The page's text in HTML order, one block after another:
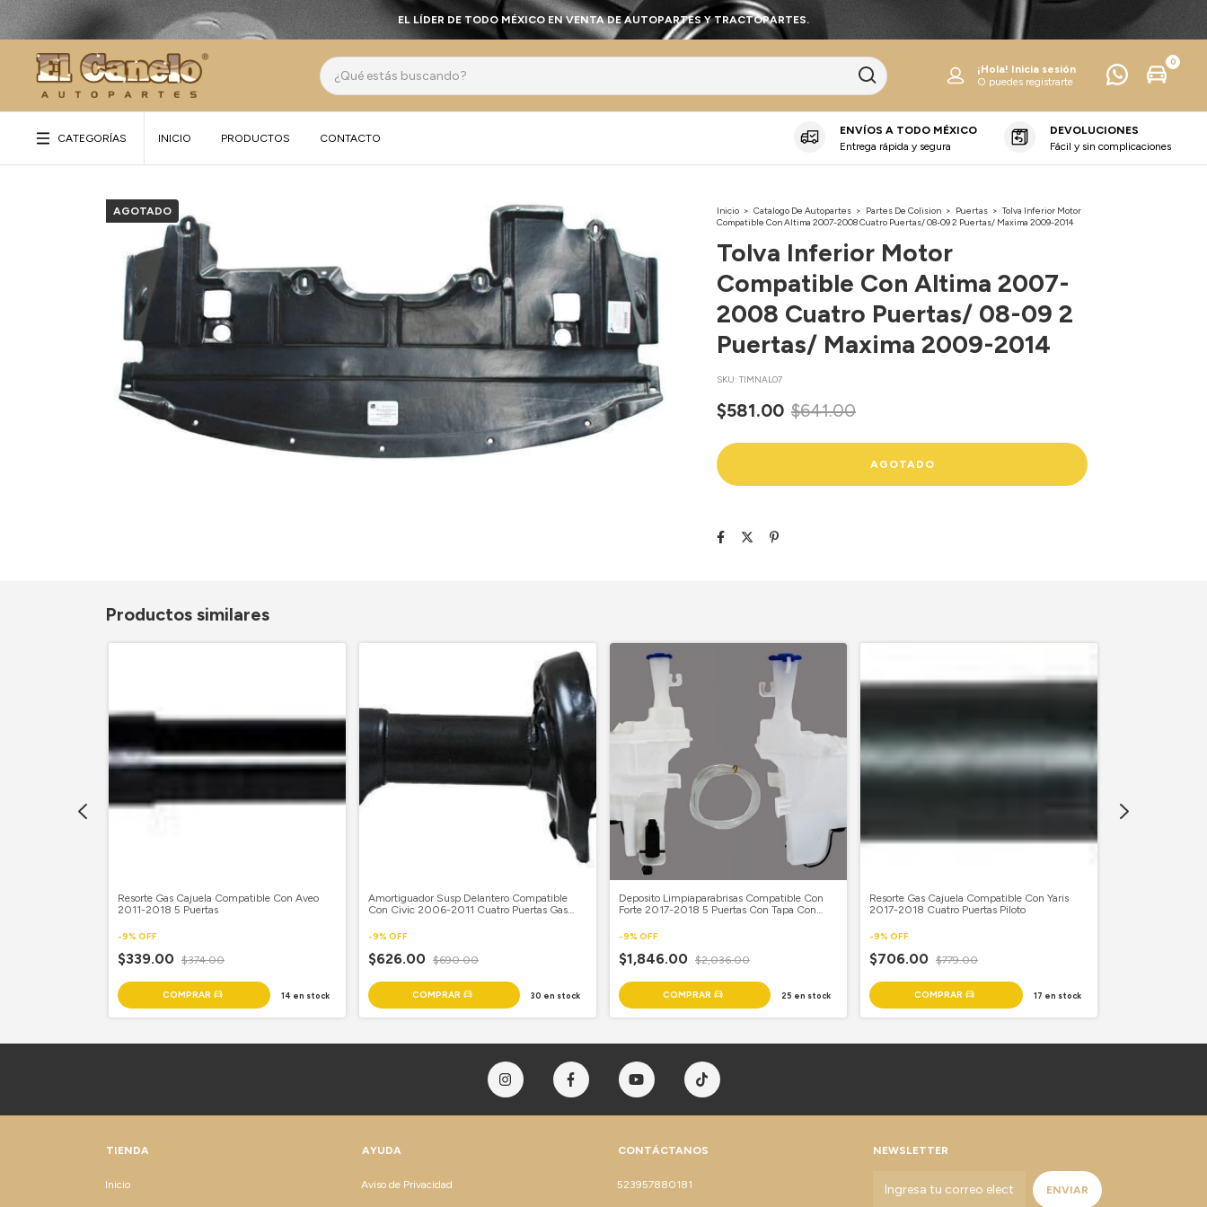
EL LÍDER DE TODO MÉXICO EN VENTA DE AUTOPARTES Y TRACTOPARTES.
¡Hola! Inicia sesión
O puedes registrarte
0
CATEGORÍAS INICIO PRODUCTOS CONTACTO
ENVÍOS A TODO MÉXICO
Entrega rápida y segura
DEVOLUCIONES
Fácil y sin complicaciones
AGOTADO Inicio > Catalogo De Autopartes > Partes De Colision > Puertas > Tolva Inferior Motor
Compatible Con Altima 2007-2008 Cuatro Puertas/ 08-09 2 Puertas/ Maxima 2009-2014
Tolva Inferior Motor
Compatible Con Altima 2007-
2008 Cuatro Puertas/ 08-09 2
Puertas/ Maxima 2009-2014
SKU: TIMNAL07
$581.00 $641.00
Productos similares
Resorte Gas Cajuela Compatible Con Aveo
2011-2018 5 Puertas
-9% OFF
$339.00 $374.00
14 en stock
Amortiguador Susp Delantero Compatible
Con Civic 2006-2011 Cuatro Puertas Gas
-9% OFF
$626.00 $690.00
30 en stock
Deposito Limpiaparabrisas Compatible Con
Forte 2017-2018 5 Puertas Con Tapa Con
-9% OFF
$1,846.00 $2,036.00
25 en stock
Resorte Gas Cajuela Compatible Con Yaris
2017-2018 Cuatro Puertas Piloto
-9% OFF
$706.00 $779.00
17 en stock
TIENDA
Inicio
AYUDA
Aviso de Privacidad
CONTÁCTANOS
523957880181
NEWSLETTER